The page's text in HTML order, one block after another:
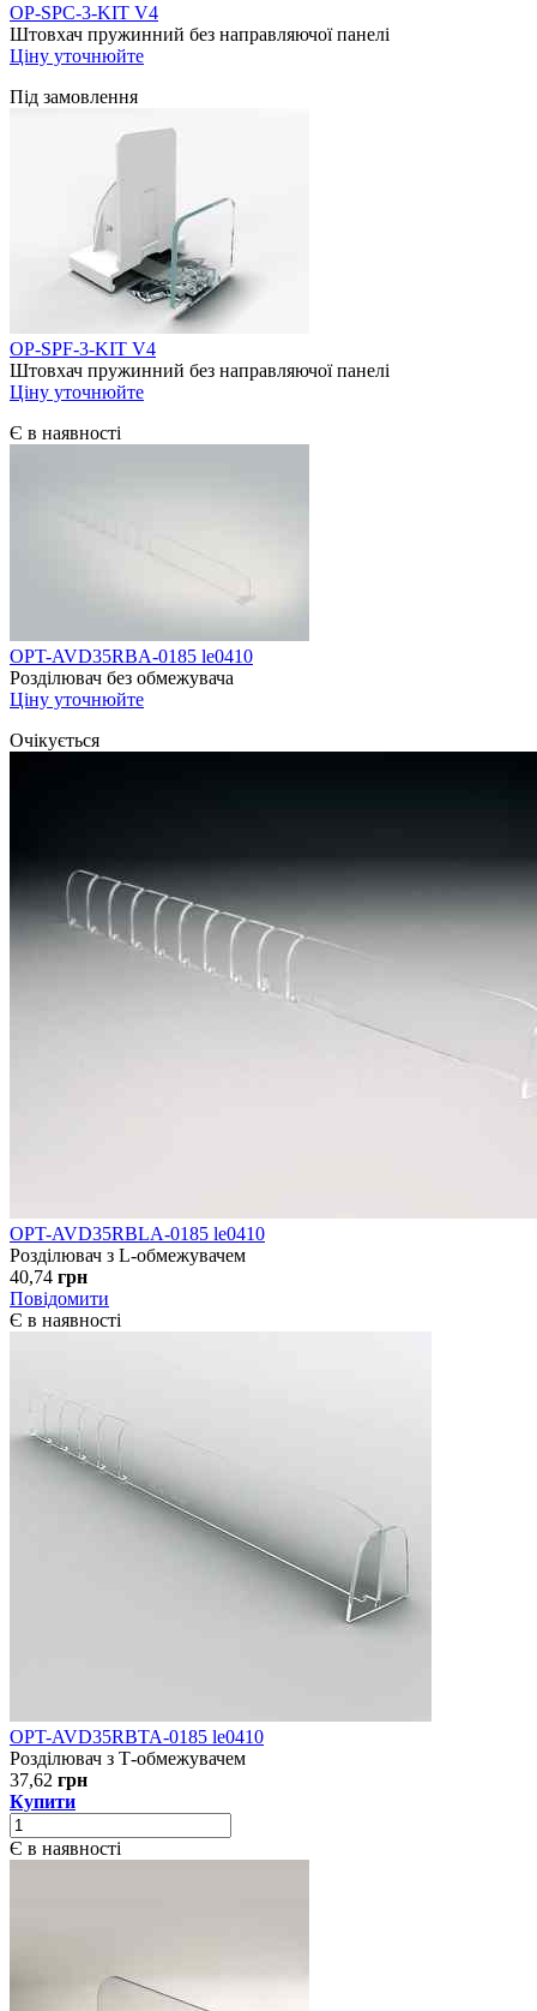
OP-SPC-3-KIT V4
Штовхач пружинний без направляючої панелі
Ціну уточнюйте
Під замовлення
OP-SPF-3-KIT V4
Штовхач пружинний без направляючої панелі
Ціну уточнюйте
Є в наявності
OPT-AVD35RBA-0185 le0410
Розділювач без обмежувача
Ціну уточнюйте
Очікується
OPT-AVD35RBLA-0185 le0410
Розділювач з L-обмежувачем
40,74 грн
Повідомити
Є в наявності
OPT-AVD35RBTA-0185 le0410
Розділювач з Т-обмежувачем
37,62 грн
Купити
Є в наявності